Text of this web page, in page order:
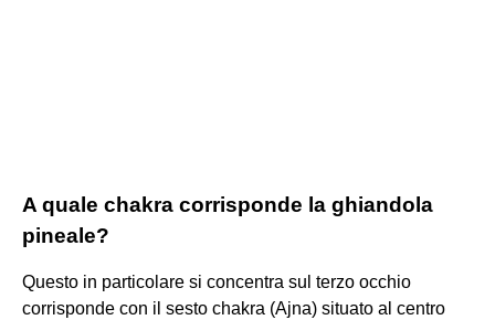
A quale chakra corrisponde la ghiandola
pineale?
Questo in particolare si concentra sul terzo occhio
corrisponde con il sesto chakra (Ajna) situato al centro